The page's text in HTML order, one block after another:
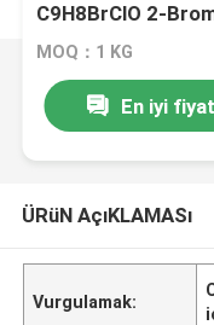
C9H8BrClO 2-
one Büyük Fiyat
MOQ：1 KG
En iyi fiyat
ÜRüN AçıKLAMASı
Vurgulamak: